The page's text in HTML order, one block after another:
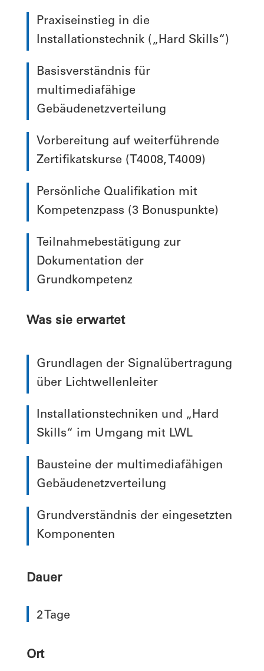
Praxiseinstieg in die
Installationstechnik („Hard Skills“)
Basisverständnis für
multimediafähige
Gebäudenetzverteilung
Vorbereitung auf weiterführende
Zertifikatskurse (T4008, T4009)
Persönliche Qualifikation mit
Kompetenzpass (3 Bonuspunkte)
Teilnahmebestätigung zur
Dokumentation der
Grundkompetenz
Was sie erwartet
Grundlagen der Signalübertragung
über Lichtwellenleiter
Installationstechniken und „Hard
Skills“ im Umgang mit LWL
Bausteine der multimediafähigen
Gebäudenetzverteilung
Grundverständnis der eingesetzten
Komponenten
Dauer
2 Tage
Ort